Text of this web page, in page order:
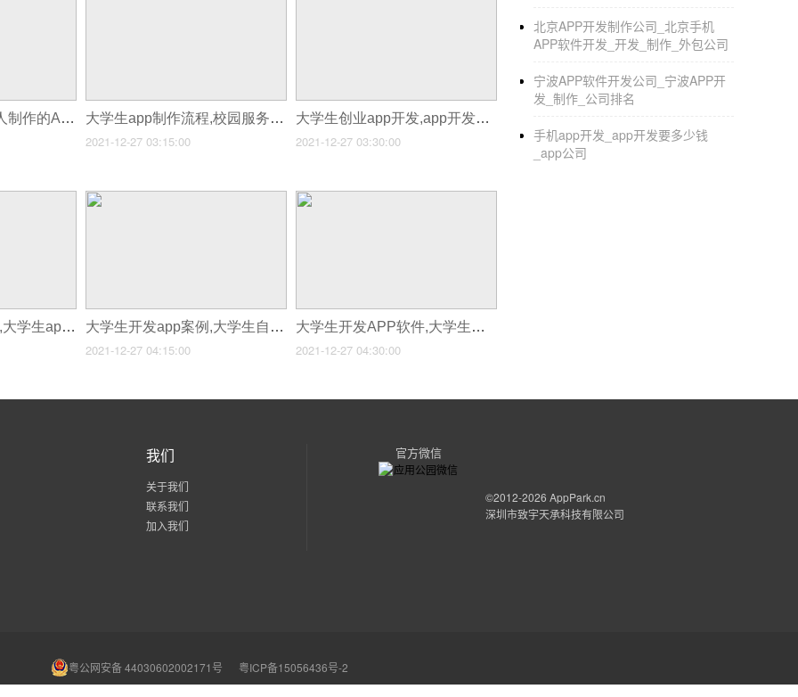
大学生APP制作,个人制作的APP 大学生app制作流程,校园服务类app制作
2021-12-27 03:15:00
大学生创业app开发,app开发过百万
2021-12-27 03:30:00
大学生简单app制作,大学生app开发 大学生开发app案例,大学生自主开发app软件
2021-12-27 04:15:00
大学生开发APP软件,大学生自主开发app软件
2021-12-27 04:30:00
北京APP开发制作公司_北京手机
APP软件开发_开发_制作_外包公司
宁波APP软件开发公司_宁波APP开
发_制作_公司排名
手机app开发_app开发要多少钱
_app公司
我们
关于我们
联系我们
加入我们
官方微信
©2012-2026 AppPark.cn
深圳市致宇天承科技有限公司
粤公网安备 44030602002171号 粤ICP备15056436号-2